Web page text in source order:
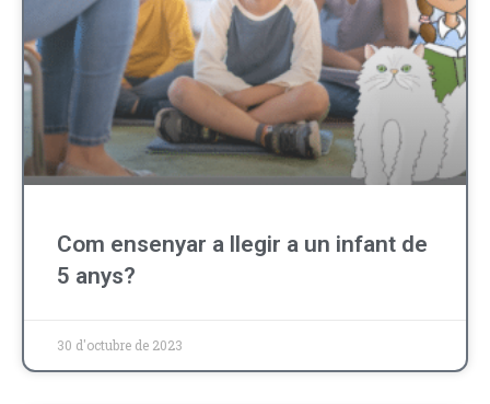
Com ensenyar a llegir a un infant de
5 anys?
30 d'octubre de 2023